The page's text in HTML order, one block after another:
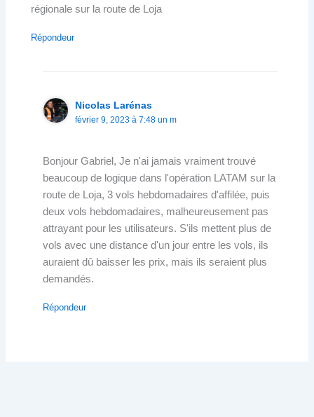
régionale sur la route de Loja
Répondeur
Nicolas Larénas
février 9, 2023 à 7:48 un m
Bonjour Gabriel, Je n'ai jamais vraiment trouvé
beaucoup de logique dans l'opération LATAM sur la
route de Loja, 3 vols hebdomadaires d'affilée, puis
deux vols hebdomadaires, malheureusement pas
attrayant pour les utilisateurs. S'ils mettent plus de
vols avec une distance d'un jour entre les vols, ils
auraient dû baisser les prix, mais ils seraient plus
demandés.
Répondeur